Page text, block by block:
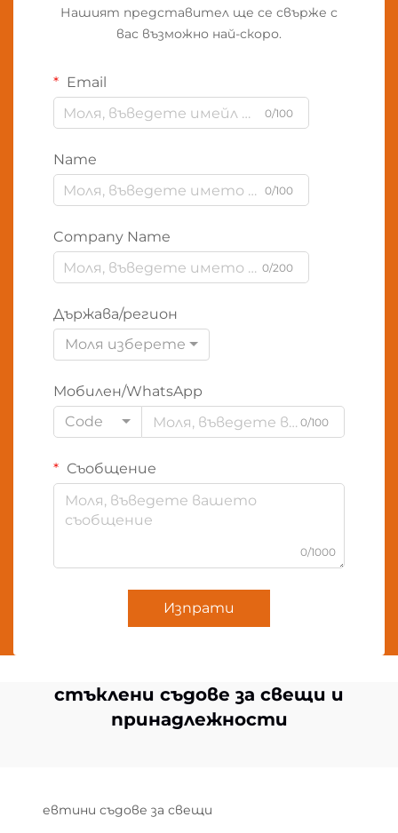
Нашият представител ще се свърже с
вас възможно най-скоро.
Email
0/100
Name
0/100
Company Name
0/200
Държава/регион
Моля изберете
Мобилен/WhatsApp
Code
0/100
Съобщение
0/1000
Изпрати
стъклени съдове за свещи и
принадлежности
евтини съдове за свещи